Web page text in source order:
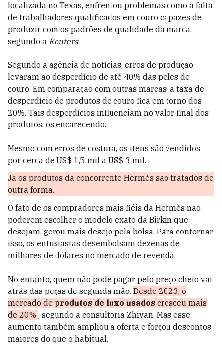
localizada no Texas, enfrentou problemas como a falta
de trabalhadores qualificados em couro capazes de
produzir com os padrões de qualidade da marca,
segundo a Reuters.
Segundo a agência de notícias, erros de produção
levaram ao desperdício de até 40% das peles de
couro. Em comparação com outras marcas, a taxa de
desperdício de produtos de couro fica em torno dos
20%. Tais desperdícios influenciam no valor final dos
produtos, os encarecendo.
Mesmo com erros de costura, os itens são vendidos
por cerca de US$ 1,5 mil a US$ 3 mil.
Já os produtos da concorrente Hermès são tratados de
outra forma.
O fato de os compradores mais fiéis da Hermès não
poderem escolher o modelo exato da Birkin que
desejam, gerou mais desejo pela bolsa. Para contornar
isso, os entusiastas desembolsam dezenas de
milhares de dólares no mercado de revenda.
No entanto, quem não pode pagar pelo preço cheio vai
atrás das peças de segunda mão. Desde 2023, o
mercado de produtos de luxo usados cresceu mais
de 20% , segundo a consultoria Zhiyan. Mas esse
aumento também ampliou a oferta e forçou descontos
maiores do que o habitual.